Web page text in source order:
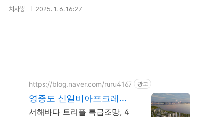
치사뿡 2025. 1. 6. 16:27
https://blog.naver.com/ruru4167 광고
영종도 신일비아프크레스
트
서해바다 트리플 특급조망, 4